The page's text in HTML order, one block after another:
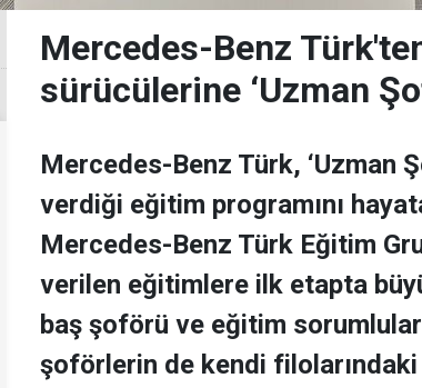
Mercedes-Benz
sürücülerine ‘Uzman
Mercedes-Benz Türk, ‘Uzman
verdiği eğitim programını
Mercedes-Benz Türk Eğitim
verilen eğitimlere ilk etapta
baş şoförü ve eğitim
şoförlerin de kendi